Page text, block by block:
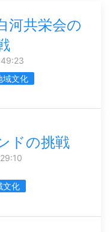
河共栄会の
域文化
ドの挑戦
文化